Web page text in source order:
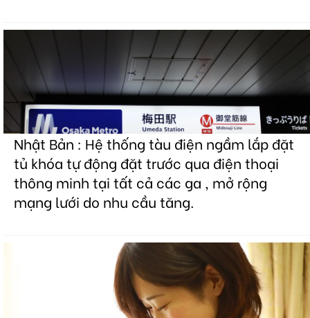
Nhật Bản : Hệ thống tàu điện ngầm lắp đặt
tủ khóa tự động đặt trước qua điện thoại
thông minh tại tất cả các ga , mở rộng
mạng lưới do nhu cầu tăng.